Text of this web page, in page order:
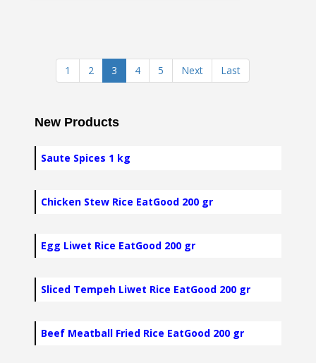
1 2 3 4 5 Next Last
New Products
Saute Spices 1 kg
Chicken Stew Rice EatGood 200 gr
Egg Liwet Rice EatGood 200 gr
Sliced Tempeh Liwet Rice EatGood 200 gr
Beef Meatball Fried Rice EatGood 200 gr